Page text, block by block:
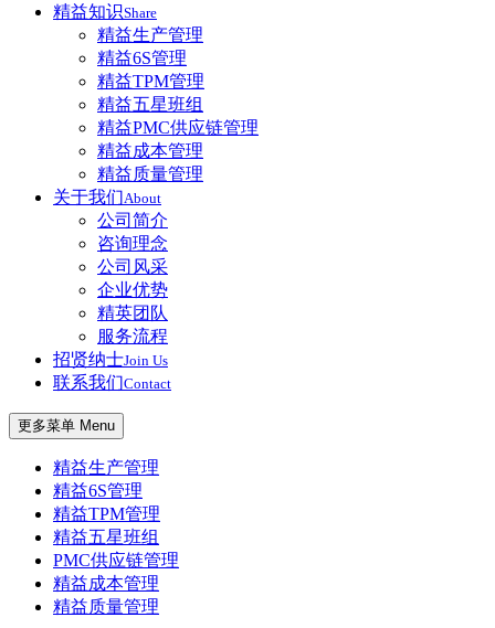
精益知识Share
精益生产管理
精益6S管理
精益TPM管理
精益五星班组
精益PMC供应链管理
精益成本管理
精益质量管理
关于我们About
公司简介
咨询理念
公司风采
企业优势
精英团队
服务流程
招贤纳士Join Us
联系我们Contact
更多菜单 Menu
精益生产管理
精益6S管理
精益TPM管理
精益五星班组
PMC供应链管理
精益成本管理
精益质量管理